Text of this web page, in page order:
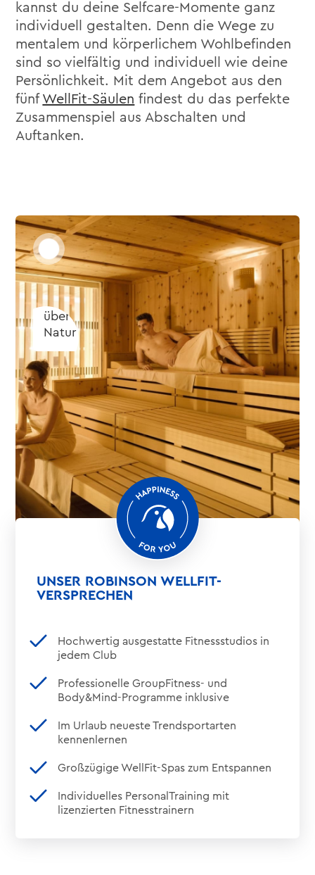
kannst du deine Selfcare-Momente ganz
individuell gestalten. Denn die Wege zu
mentalem und körperlichem Wohlbefinden
sind so vielfältig und individuell wie deine
Persönlichkeit. Mit dem Angebot aus den
fünf WellFit-Säulen findest du das perfekte
Zusammenspiel aus Abschalten und
Auftanken.
UNSER ROBINSON WELLFIT-
VERSPRECHEN
Hochwertig ausgestatte Fitnessstudios in
jedem Club
Professionelle GroupFitness- und
Body&Mind-Programme inklusive
Im Urlaub neueste Trendsportarten
kennenlernen
Großzügige WellFit-Spas zum Entspannen
Individuelles PersonalTraining mit
lizenzierten Fitnesstrainern